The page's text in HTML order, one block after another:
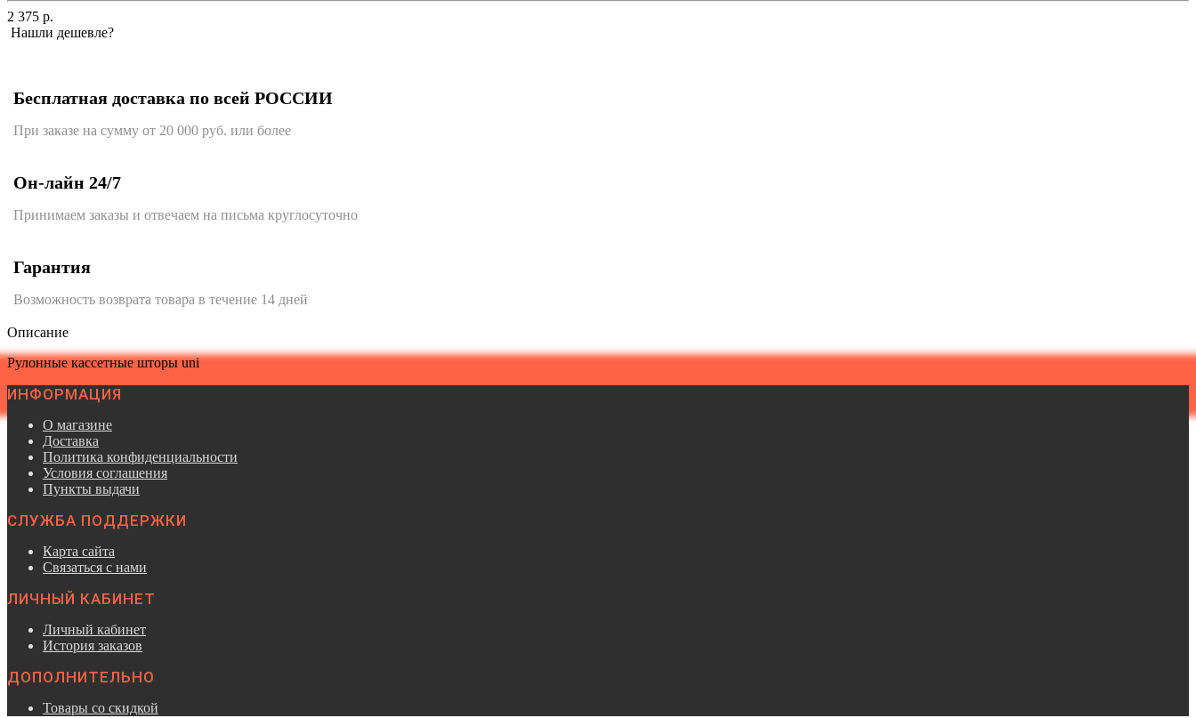
2 375 р.
Нашли дешевле?
Бесплатная доставка по всей РОССИИ
При заказе на сумму от 20 000 руб. или более
Он-лайн 24/7
Принимаем заказы и отвечаем на письма круглосуточно
Гарантия
Возможность возврата товара в течение 14 дней
Описание
Рулонные кассетные шторы uni
ИНФОРМАЦИЯ
О магазине
Доставка
Политика конфиденциальности
Условия соглашения
Пункты выдачи
СЛУЖБА ПОДДЕРЖКИ
Карта сайта
Связаться с нами
ЛИЧНЫЙ КАБИНЕТ
Личный кабинет
История заказов
ДОПОЛНИТЕЛЬНО
Товары со скидкой